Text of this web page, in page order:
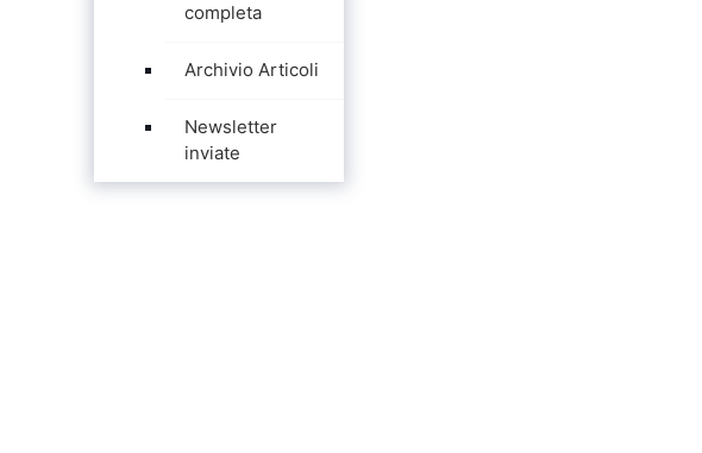
completa
Archivio Articoli
Newsletter
inviate